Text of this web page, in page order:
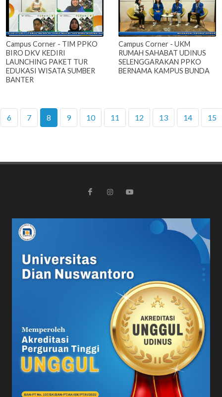
Campus Corner - TIM PPKO
BIRO DKV KEDIRI
LAUNCHING PAKET TUR
EDUKASI WISATA SUMBER
BANTER
Campus Corner - UKM
RUMAH SAHABAT UDINUS
SELENGGARAKAN PPKO
BERNAMA KAMPUS BUNDA
6 7 8 9 10 11 12 13 14 15